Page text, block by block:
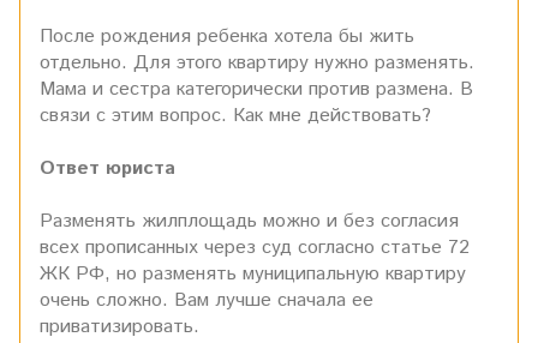
После рождения ребенка хотела бы жить
отдельно. Для этого квартиру нужно разменять.
Мама и сестра категорически против размена. В
связи с этим вопрос. Как мне действовать?
Ответ юриста
Разменять жилплощадь можно и без согласия
всех прописанных через суд согласно статье 72
ЖК РФ, но разменять муниципальную квартиру
очень сложно. Вам лучше сначала ее
приватизировать.